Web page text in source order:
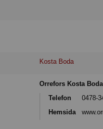
Kosta Boda
Orrefors Kosta
Telefon
0478-
Hemsida